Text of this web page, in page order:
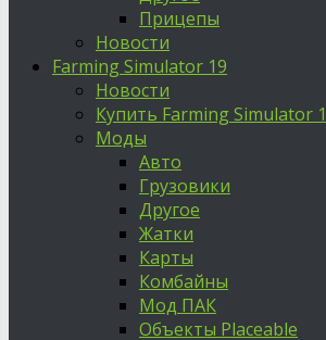
Прицепы
Новости
Farming Simulator 19
Новости
Купить Farming Simulator
Моды
Авто
Грузовики
Другое
Жатки
Карты
Комбайны
Мод ПАК
Объекты Placeable